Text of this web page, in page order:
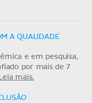
A QUALIDADE
e em pesquisa,
por mais de 7
Leia mais.